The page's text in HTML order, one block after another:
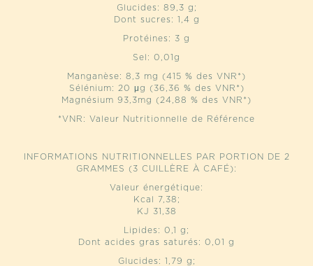
Glucides: 89,3 g;
Dont sucres: 1,4 g
Protéines: 3 g
Sel: 0,01g
Manganèse: 8,3 mg (415 % des VNR*)
Sélénium: 20 μg (36,36 % des VNR*)
Magnésium 93,3mg (24,88 % des VNR*)
*VNR: Valeur Nutritionnelle de Référence
INFORMATIONS NUTRITIONNELLES PAR PORTION DE 2
GRAMMES (3 CUILLÈRE À CAFÉ):
Valeur énergétique:
Kcal 7,38;
KJ 31,38
Lipides: 0,1 g;
Dont acides gras saturés: 0,01 g
Glucides: 1,79 g;